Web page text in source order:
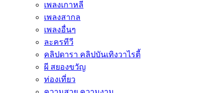
เพลงเกาหลี
เพลงสากล
เพลงอื่นๆ
ละครทีวี
คลิปดารา คลิปบันเทิงวาไรตี้
ผี สยองขวัญ
ท่องเที่ยว